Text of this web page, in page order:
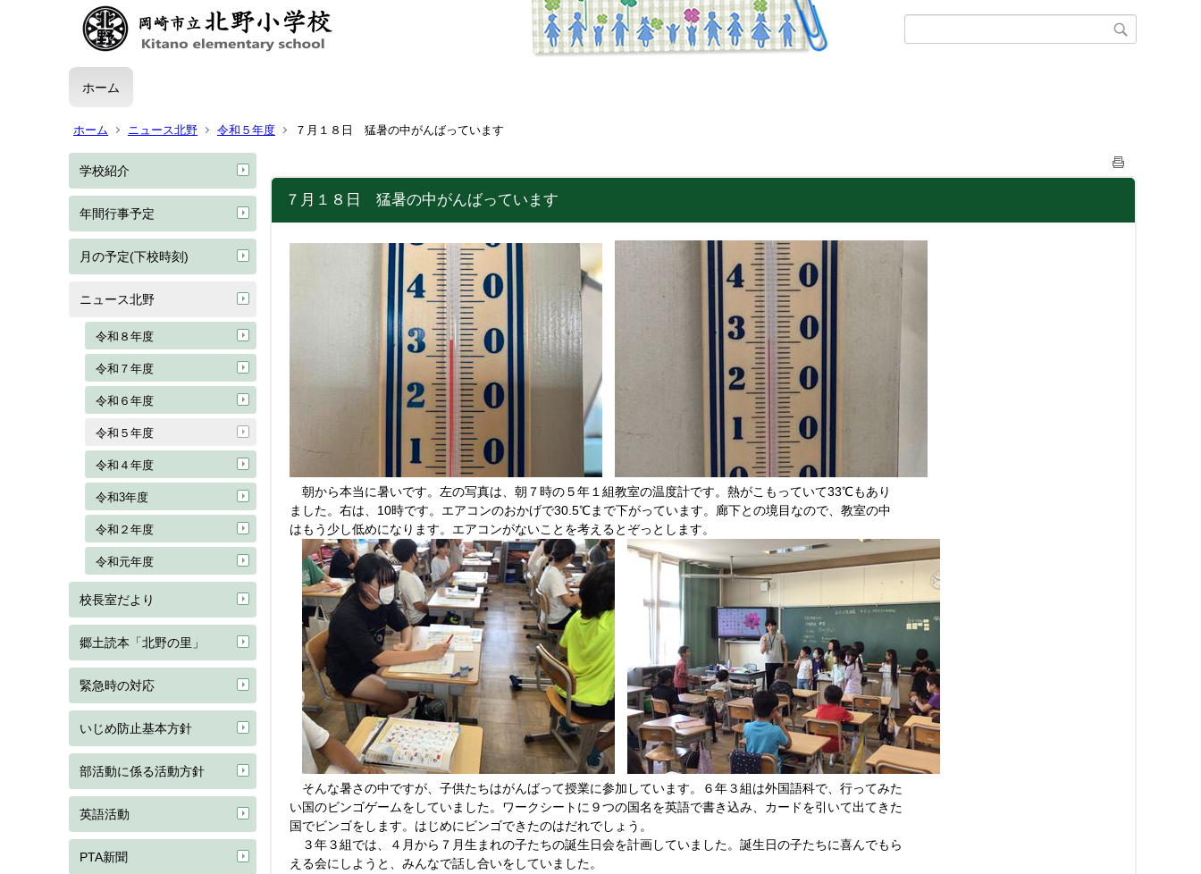
ホーム
ホーム ニュース北野 令和５年度 ７月１８日 猛暑の中がんばっています
学校紹介
年間行事予定
月の予定(下校時刻)
ニュース北野
令和８年度
令和７年度
令和６年度
令和５年度
令和４年度
令和3年度
令和２年度
令和元年度
校長室だより
郷土読本「北野の里」
緊急時の対応
いじめ防止基本方針
部活動に係る活動方針
英語活動
PTA新聞
７月１８日 猛暑の中がんばっています
朝から本当に暑いです。左の写真は、朝７時の５年１組教室の温度計です。熱がこもっていて33℃もあり
ました。右は、10時です。エアコンのおかげで30.5℃まで下がっています。廊下との境目なので、教室の中
はもう少し低めになります。エアコンがないことを考えるとぞっとします。
そんな暑さの中ですが、子供たちはがんばって授業に参加しています。６年３組は外国語科で、行ってみた
い国のビンゴゲームをしていました。ワークシートに９つの国名を英語で書き込み、カードを引いて出てきた
国でビンゴをします。はじめにビンゴできたのはだれでしょう。
３年３組では、４月から７月生まれの子たちの誕生日会を計画していました。誕生日の子たちに喜んでもら
える会にしようと、みんなで話し合いをしていました。